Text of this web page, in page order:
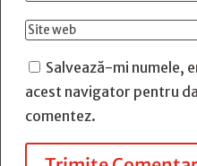
Salvează-mi numele,
acest navigator pentru
comentez.